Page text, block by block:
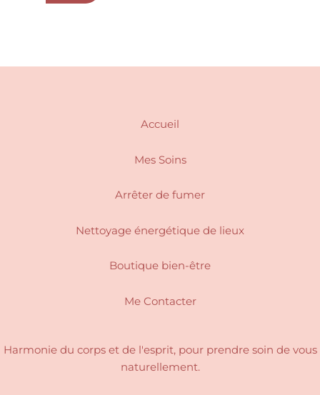
Accueil
Mes Soins
Arrêter de fumer
Nettoyage énergétique de lieux
Boutique bien-être
Me Contacter
Harmonie du corps et de l'esprit, pourprendre soin de vous
naturellement.